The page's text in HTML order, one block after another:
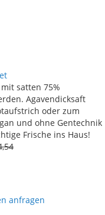
satten 75%
Agavendicksaft
oder zum
und ohne Gentechnik
Frische ins Haus!
anfragen